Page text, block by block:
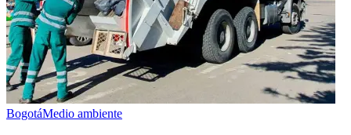
BogotáMedio ambiente